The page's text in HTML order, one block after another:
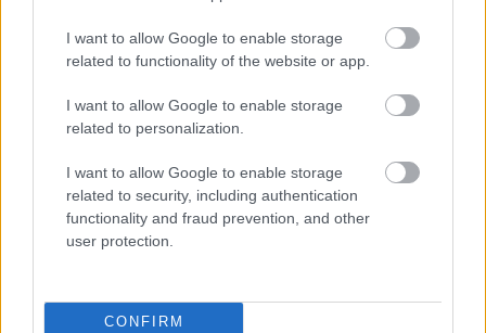
I want to allow Google to enable storage
related to functionality of the website or app.
I want to allow Google to enable storage
related to personalization.
I want to allow Google to enable storage
related to security, including authentication
functionality and fraud prevention, and other
user protection.
CONFIRM
és ez egyáltalán nem jelenti azt, hogy több
ajánlóívet igényelhetnek, és aztán akár üresen
vagy félig kitöltve is visszavihetik azokat. Arról
nincs nyilvántartás, hogy ezeken az íveken hány
Telexnek